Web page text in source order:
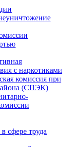
с наркотиками
комиссия при
(СПЭК)
сфере труда